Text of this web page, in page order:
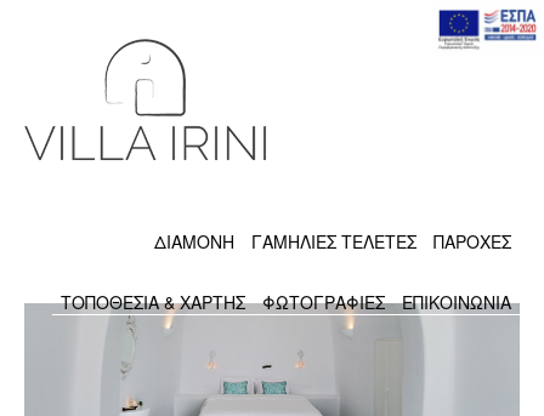
ΔΙΑΜΟΝΉ ΓΑΜΉΛΙΕΣ ΤΕΛΕΤΈΣ ΠΑΡΟΧΕΣ
ΤΟΠΟΘΕΣΙΑ & ΧΑΡΤΗΣ ΦΩΤΟΓΡΑΦΙΕΣ ΕΠΙΚΟΙΝΩΝΙΑ